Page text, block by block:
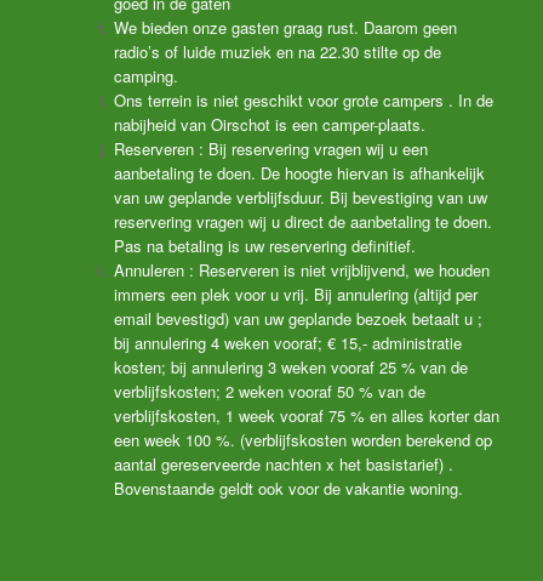
We bieden onze gasten graag rust. Daarom geen
radio’s of luide muziek en na 22.30 stilte op de
camping.
Ons terrein is niet geschikt voor grote campers . In de
nabijheid van Oirschot is een camper-plaats.
Reserveren : Bij reservering vragen wij u een
aanbetaling te doen. De hoogte hiervan is afhankelijk
van uw geplande verblijfsduur. Bij bevestiging van uw
reservering vragen wij u direct de aanbetaling te doen.
Pas na betaling is uw reservering definitief.
Annuleren : Reserveren is niet vrijblijvend, we houden
immers een plek voor u vrij. Bij annulering (altijd per
email bevestigd) van uw geplande bezoek betaalt u ;
bij annulering 4 weken vooraf; € 15,- administratie
kosten; bij annulering 3 weken vooraf 25 % van de
verblijfskosten; 2 weken vooraf 50 % van de
verblijfskosten, 1 week vooraf 75 % en alles korter dan
een week 100 %. (verblijfskosten worden berekend op
aantal gereserveerde nachten x het basistarief) .
Bovenstaande geldt ook voor de vakantie woning.